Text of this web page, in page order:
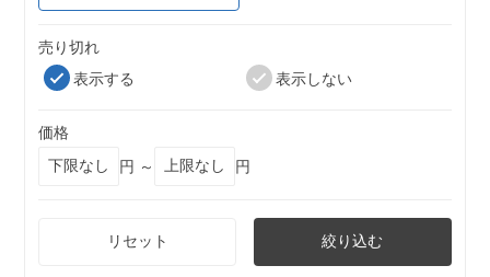
売り切れ
表示する
表示しない
価格
円 ～
円
リセット 絞り込む